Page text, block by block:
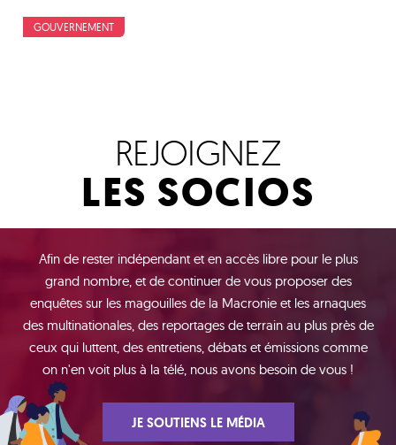
GOUVERNEMENT
REJOIGNEZ
LES SOCIOS
Afin de rester indépendant et en accès libre pour le plus
grand nombre, et de continuer de vous proposer des
enquêtes sur les magouilles de la Macronie et les arnaques
des multinationales, des reportages de terrain au plus près de
ceux qui luttent, des entretiens, débats et émissions comme
on n'en voit plus à la télé, nous avons besoin de vous !
JE SOUTIENS LE MÉDIA